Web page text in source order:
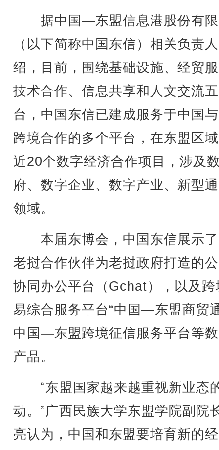
据中国—东盟信息港股份有限
（以下简称中国东信）相关负责
绍，目前，围绕基础设施、经贸
技术合作、信息共享和人文交流
台，中国东信已建成服务于中国
跨境合作的多个平台，在东盟区
近20个数字经济合作项目，涉及
府、数字企业、数字产业、新型
领域。
本届东博会，中国东信展示
老挝合作伙伴为老挝政府打造的
协同办公平台（Gchat），以及跨
易综合服务平台“中国—东盟商贸
中国—东盟跨境征信服务平台等
产品。
“东盟国家越来越重视新业态
动。”广西民族大学东盟学院副院
亮认为，中国和东盟要培育新的